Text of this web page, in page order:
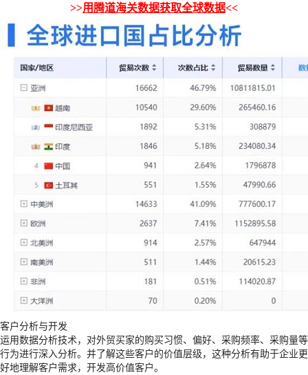
>>用腾道海关数据获取全球数据<<
客户分析与开发
运用数据分析技术，对外贸买家的购买习惯、偏好、采购频率、采购量等
行为进行深入分析。并了解这些客户的价值层级，这种分析有助于企业更
好地理解客户需求，开发高价值客户。